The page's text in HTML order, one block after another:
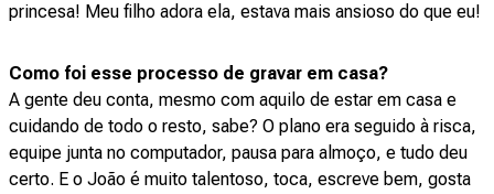
princesa! Meu filho adora ela, estava mais ansioso do que eu!
Como foi esse processo de gravar em casa?
A gente deu conta, mesmo com aquilo de estar em casa e
cuidando de todo o resto, sabe? O plano era seguido à risca,
equipe junta no computador, pausa para almoço, e tudo deu
certo. E o João é muito talentoso, toca, escreve bem, gosta